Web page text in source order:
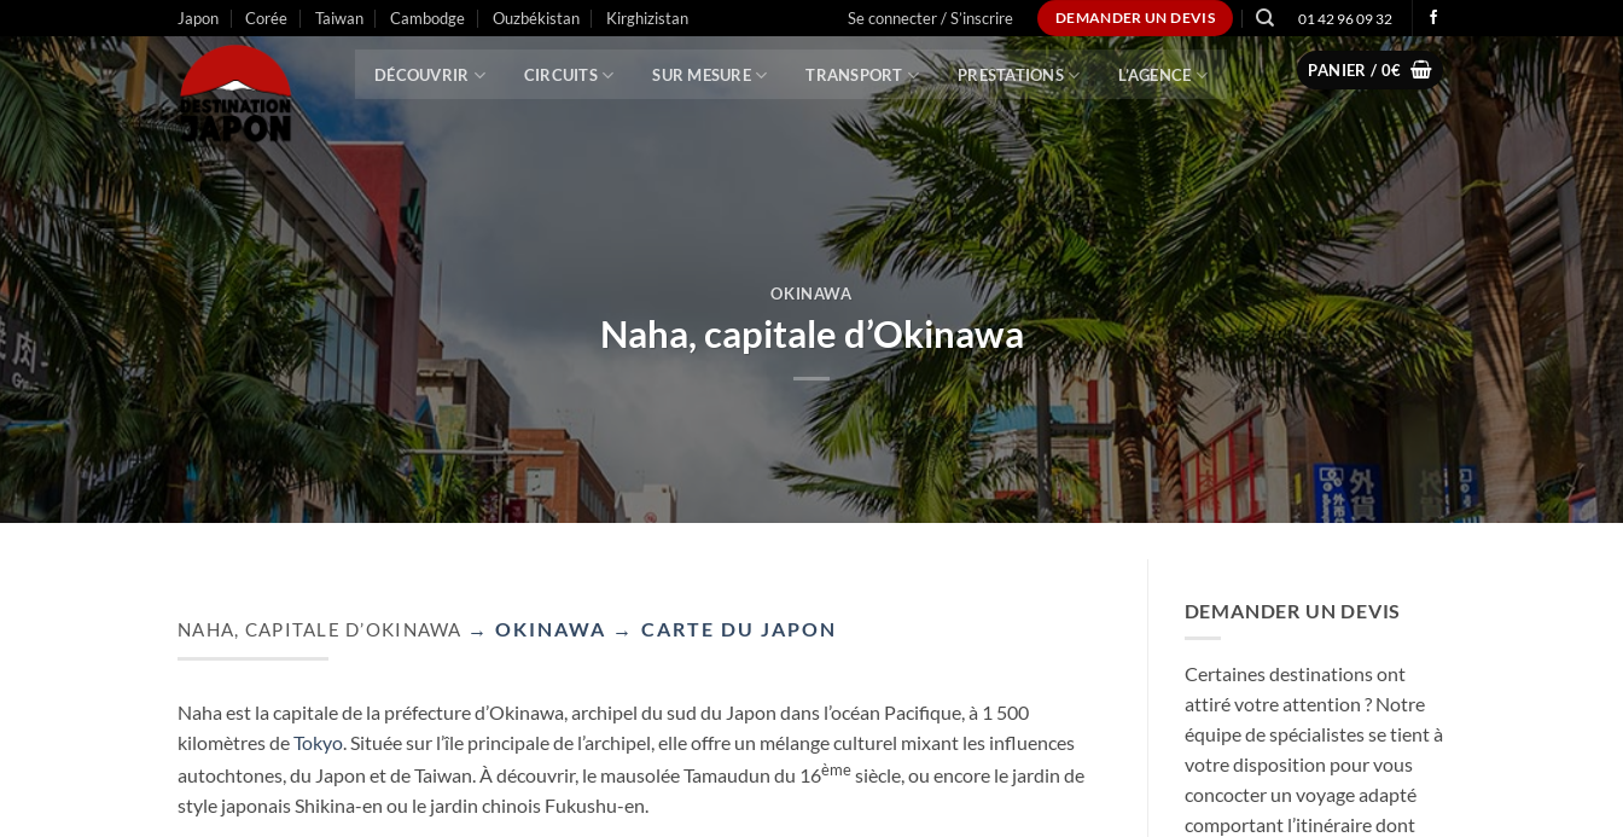
au
contenu
Japon Corée Taiwan Cambodge Ouzbékistan Kirghizistan Se connecter / S’inscrire DEMANDER UN DEVIS 01 42 96 09 32
DÉCOUVRIR CIRCUITS SUR MESURE TRANSPORT PRESTATIONS L’AGENCE PANIER / 0€
OKINAWA
Naha, capitale d’Okinawa
NAHA, CAPITALE D’OKINAWA → OKINAWA → CARTE DU JAPON
Naha est la capitale de la préfecture d’Okinawa, archipel du sud du Japon dans l’océan Pacifique, à 1 500
kilomètres deTokyo . Située sur l’île principale de l’archipel, elle offre un mélange culturel mixant les influences
autochtones, du Japon et de Taiwan. À découvrir, le mausolée Tamaudun du 16èmesiècle, ou encore le jardin de
style japonais Shikina-en ou le jardin chinois Fukushu-en.
DEMANDER UN DEVIS
Certaines destinations ont
attiré votre attention ? Notre
équipe de spécialistes se tient à
votre disposition pour vous
concocter un voyage adapté
comportant l’itinéraire dont